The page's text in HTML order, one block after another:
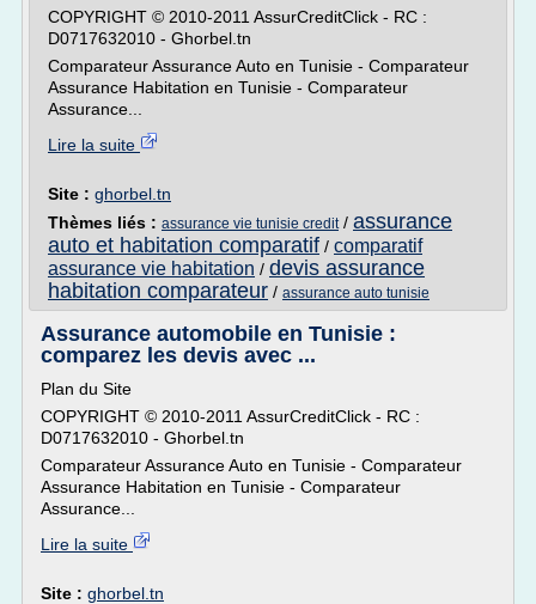
COPYRIGHT © 2010-2011 AssurCreditClick - RC :
D0717632010 - Ghorbel.tn
Comparateur Assurance Auto en Tunisie - Comparateur
Assurance Habitation en Tunisie - Comparateur
Assurance...
Lire la suite
Site : ghorbel.tn
Thèmes liés : assurance vie tunisie credit/ assurance
auto et habitation comparatif / comparatif
assurance vie habitation / devis assurance
habitation comparateur / assurance auto tunisie
Assurance automobile en Tunisie :
comparez les devis avec ...
Plan du Site
COPYRIGHT © 2010-2011 AssurCreditClick - RC :
D0717632010 - Ghorbel.tn
Comparateur Assurance Auto en Tunisie - Comparateur
Assurance Habitation en Tunisie - Comparateur
Assurance...
Lire la suite
Site : ghorbel.tn